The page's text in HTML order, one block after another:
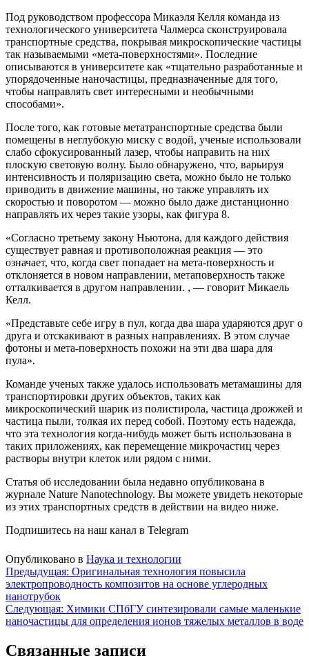
Под руководством профессора Микаэля Келля команда из
технологического университета Чалмерса сконструировала
транспортные средства, покрывая микроскопические частицы
так называемыми «мета-поверхностями». Последние
описываются в университете как «тщательно разработанные и
упорядоченные наночастицы, предназначенные для того,
чтобы направлять свет интересными и необычными
способами».
После того, как готовые метатранспортные средства были
помещены в неглубокую миску с водой, ученые использовали
слабо сфокусированный лазер, чтобы направить на них
плоскую световую волну. Было обнаружено, что, варьируя
интенсивность и поляризацию света, можно было не только
приводить в движение машины, но также управлять их
скоростью и поворотом — можно было даже дистанционно
направлять их через такие узоры, как фигура 8.
«Согласно третьему закону Ньютона, для каждого действия
существует равная и противоположная реакция — это
означает, что, когда свет попадает на мета-поверхность и
отклоняется в новом направлении, метаповерхность также
отталкивается в другом направлении. , — говорит Микаель
Келл.
«Представьте себе игру в пул, когда два шара ударяются друг о
друга и отскакивают в разных направлениях. В этом случае
фотоны и мета-поверхность похожи на эти два шара для
пула».
Команде ученых также удалось использовать метамашины для
транспортировки других объектов, таких как
микроскопический шарик из полистирола, частица дрожжей и
частица пыли, толкая их перед собой. Поэтому есть надежда,
что эта технология когда-нибудь может быть использована в
таких приложениях, как перемещение микрочастиц через
растворы внутри клеток или рядом с ними.
Статья об исследовании была недавно опубликована в
журнале Nature Nanotechnology. Вы можете увидеть некоторые
из этих транспортных средств в действии на видео ниже.
Подпишитесь на наш канал в Telegram
Опубликовано в Наука и технологии
Навигация
по
записям
Предыдущая: Оригинальная технология повысила
электропроводность композитов на основе углеродных
нанотрубок
Следующая: Химики СПбГУ синтезировали самые маленькие
наночастицы для определения ионов тяжелых металлов в воде
Связанные записи